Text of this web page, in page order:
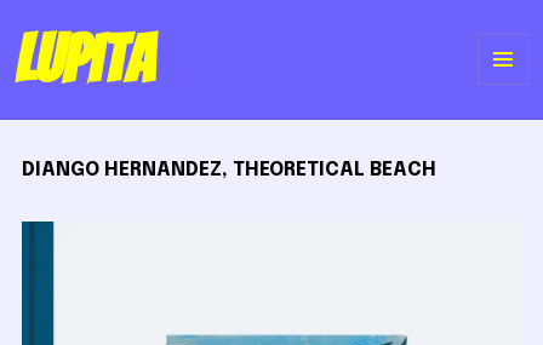
Lupita
DIANGO HERNANDEZ, THEORETICAL BEACH